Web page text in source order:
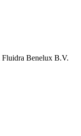
Fluidra Benelux B.V.